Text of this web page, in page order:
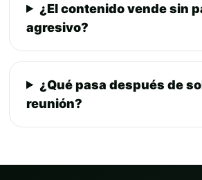
¿El contenido vende sin
agresivo?
¿Qué pasa después de
reunión?